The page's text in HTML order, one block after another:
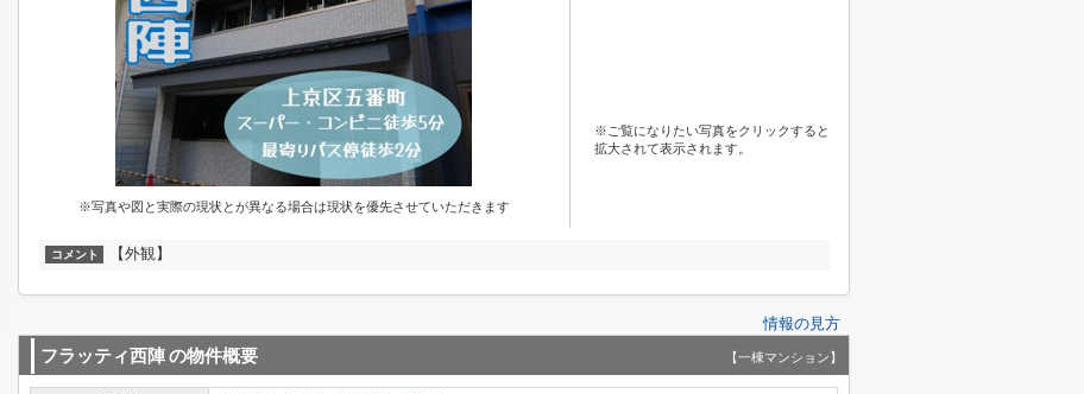
※写真や図と実際の現状とが異なる場合は現状を優先させていただきます
※ご覧になりたい写真をクリックすると
拡大されて表示されます。
コメント 【外観】
情報の見方
フラッティ西陣の物件概要 【一棟マンション】